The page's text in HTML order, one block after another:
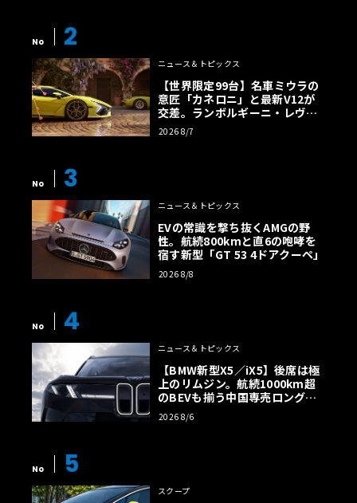
No 2
ニュース＆トピックス
【世界限定99台】名車ミウラの
意匠「カネロニ」と最新V12が
交差。ランボルギーニ・レヴエ
ルトに60周年記念車が登場
2026 8/7
No 3
ニュース＆トピックス
EVの常識を撃ち抜くAMGの野
性。航続800kmと直6の咆哮を
宿す新型「GT 53 4ドアクーペ」
2026 8/8
No 4
ニュース＆トピックス
【BMW新型X5／iX5】後席は極
上のリムジン。航続1000km超
のBEVも揃う中国専売ロング仕
様の全貌
2026 8/6
No 5
スクープ